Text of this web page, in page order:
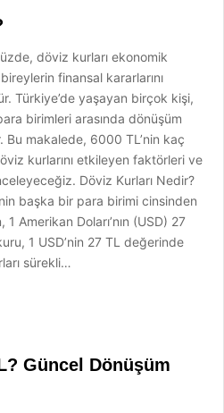
döviz kurları ekonomik
finansal kararlarını
Türkiye’de yaşayan birçok kişi,
birimleri arasında dönüşüm
Bu makalede, 6000 TL’nin kaç
kurlarını etkileyen faktörleri ve
Döviz Kurları Nedir?
başka bir para birimi cinsinden
Amerikan Doları’nın (USD) 27
1 USD’nin 27 TL değerinde
sürekli…
Güncel Dönüşüm